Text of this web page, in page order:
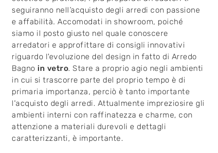
seguiranno nell’acquisto degli arredi con passione
e affabilità. Accomodati in showroom, poiché
siamo il posto giusto nel quale conoscere
arredatori e approfittare di consigli innovativi
riguardo l'evoluzione del design in fatto di Arredo
Bagno in vetro. Stare a proprio agio negli ambienti
in cui si trascorre parte del proprio tempo è di
primaria importanza, perciò è tanto importante
l'acquisto degli arredi. Attualmente impreziosire gli
ambienti interni con raffinatezza e charme, con
attenzione a materiali durevoli e dettagli
caratterizzanti, è importante.